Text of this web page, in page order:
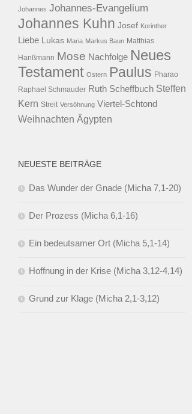
Johannes Johannes-Evangelium
Johannes Kuhn Josef Korinther
Liebe Lukas Maria Markus Baun Matthias
Hanßmann Mose Nachfolge Neues
Testament Ostern Paulus Pharao
Raphael Schmauder Ruth Scheffbuch Steffen
Kern Streit Versöhnung Viertel-Schtond
Weihnachten Ägypten
NEUESTE BEITRÄGE
Das Wunder der Gnade (Micha 7,1-20)
Der Prozess (Micha 6,1-16)
Ein bedeutsamer Ort (Micha 5,1-14)
Hoffnung in der Krise (Micha 3,12-4,14)
Grund zur Klage (Micha 2,1-3,12)